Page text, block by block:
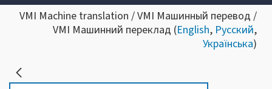
VMI Machine translation / VMI Машинный перевод /
VMI Машинний переклад (English, Русский,
Українська)